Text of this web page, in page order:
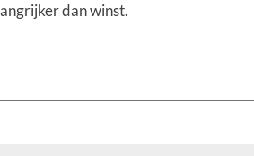
dan winst.